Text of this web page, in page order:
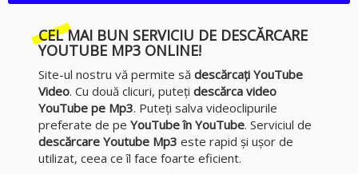
CEL MAI BUN SERVICIU DE DESCĂRCARE
YOUTUBE MP3ONLINE!
Site-ul nostru vă permite să descărcați YouTube
Video. Cu două clicuri, puteți descărca video
YouTube pe Mp3. Puteți salva videoclipurile
preferate de pe YouTube în YouTube. Serviciul de
descărcare Youtube Mp3 este rapid și ușor de
utilizat, ceea ce îl face foarte eficient.